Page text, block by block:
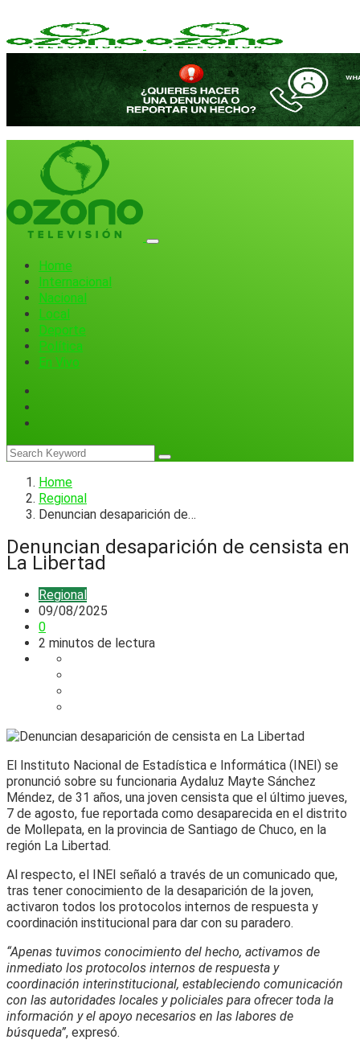
Home
Internacional
Nacional
Local
Deporte
Política
En Vivo
Home
Regional
Denuncian desaparición de…
Denuncian desaparición de censista en
La Libertad
Regional
09/08/2025
0
2 minutos de lectura
El Instituto Nacional de Estadística e Informática (INEI) se
pronunció sobre su funcionaria Aydaluz Mayte Sánchez
Méndez, de 31 años, una joven censista que el último jueves,
7 de agosto, fue reportada como desaparecida en el distrito
de Mollepata, en la provincia de Santiago de Chuco, en la
región La Libertad.
Al respecto, el INEI señaló a través de un comunicado que,
tras tener conocimiento de la desaparición de la joven,
activaron todos los protocolos internos de respuesta y
coordinación institucional para dar con su paradero.
“Apenas tuvimos conocimiento del hecho, activamos de
inmediato los protocolos internos de respuesta y
coordinación interinstitucional, estableciendo comunicación
con las autoridades locales y policiales para ofrecer toda la
información y el apoyo necesarios en las labores de
búsqueda”, expresó.